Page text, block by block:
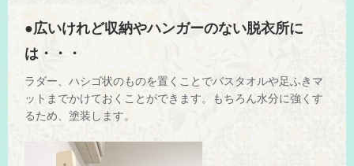
●広いけれど収納やハンガーのない脱衣所に
は・・・
ラダー、ハシゴ状のものを置くことでバスタオルや足ふきマ
ットまでかけておくことができます。もちろん水分に強くす
るため、塗装します。